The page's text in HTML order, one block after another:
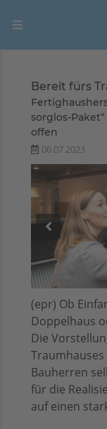
Bereit fürs
sorglos-
offen
06.07.2023
(epr) Ob
Doppelhaus
Die
Bauherren
für die
auf einen